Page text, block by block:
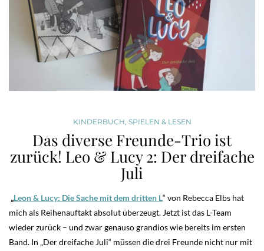
KINDERBUCH, SPIELEN & LESEN
Das diverse Freunde-Trio ist
zurück! Leo & Lucy 2: Der dreifache
Juli
„Leon & Lucy: Die Sache mit dem dritten L“ von Rebecca Elbs hat
mich als Reihenauftakt absolut überzeugt. Jetzt ist das L-Team
wieder zurück – und zwar genauso grandios wie bereits im ersten
Band. In „Der dreifache Juli“ müssen die drei Freunde nicht nur mit